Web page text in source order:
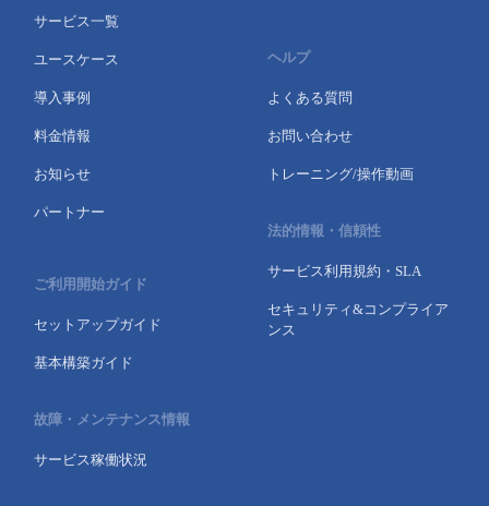
サービス一覧
ユースケース
導入事例
料金情報
お知らせ
パートナー
ご利用開始ガイド
セットアップガイド
基本構築ガイド
故障・メンテナンス情報
サービス稼働状況
ヘルプ
よくある質問
お問い合わせ
トレーニング/操作動画
法的情報・信頼性
サービス利用規約・SLA
セキュリティ&コンプライア
ンス